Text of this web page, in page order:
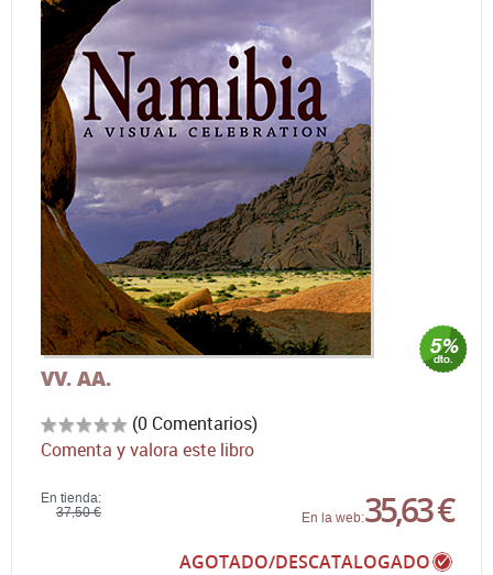
VV. AA.
(0 Comentarios)
Comenta y valora este libro
En tienda:
37,50 €
En la web:35,63 €
AGOTADO/DESCATALOGADO